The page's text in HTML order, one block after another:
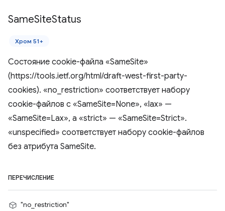
SameSiteStatus
Хром 51+
Состояние cookie-файла «SameSite»
(https://tools.ietf.org/html/draft-west-first-party-
cookies). «no_restriction» соответствует набору
cookie-файлов с «SameSite=None», «lax» —
«SameSite=Lax», а «strict» — «SameSite=Strict».
«unspecified» соответствует набору cookie-файлов
без атрибута SameSite.
ПЕРЕЧИСЛЕНИЕ
"no_restriction"